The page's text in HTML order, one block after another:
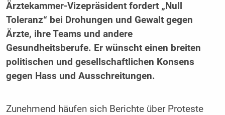
Ärztekammer-Vizepräsident fordert „Null
Toleranz“ bei Drohungen und Gewalt gegen
Ärzte, ihre Teams und andere
Gesundheitsberufe. Er wünscht einen breiten
politischen und gesellschaftlichen Konsens
gegen Hass und Ausschreitungen.
Zunehmend häufen sich Berichte über Proteste